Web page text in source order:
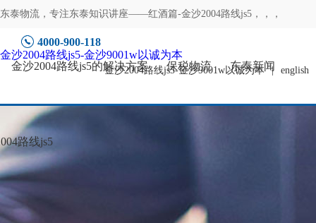
东泰物流，专注东泰知识讲座——红酒篇-金沙2004路线js5 ，，，
4000-900-118
金沙2004路线js5-金沙9001w以诚为本 | english
金沙2004路线js5-金沙9001w以诚为本
金沙2004路线js5的解决方案
保税物流 东泰新闻
路线js5